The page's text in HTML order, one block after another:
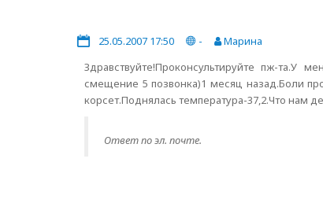
25.05.2007 17:50 -
Марина
Здравствуйте!Проконсультируйте пж-та.У
смещение 5 позвонка)1 месяц назад.Боли
корсет.Поднялась температура-37,2.Что нам
Ответ по эл. почте.